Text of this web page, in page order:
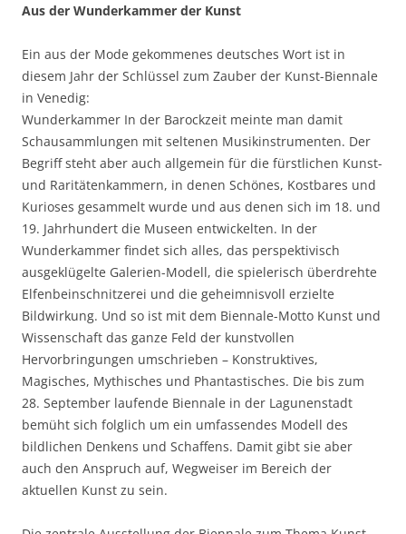
Aus der Wunderkammer der Kunst
Ein aus der Mode gekommenes deutsches Wort ist in
diesem Jahr der Schlüssel zum Zauber der Kunst-Biennale
in Venedig:
Wunderkammer In der Barockzeit meinte man damit
Schausammlungen mit seltenen Musikinstrumenten. Der
Begriff steht aber auch allgemein für die fürstlichen Kunst-
und Raritätenkammern, in denen Schönes, Kostbares und
Kurioses gesammelt wurde und aus denen sich im 18. und
19. Jahrhundert die Museen entwickelten. In der
Wunderkammer findet sich alles, das perspektivisch
ausgeklügelte Galerien-Modell, die spielerisch überdrehte
Elfenbeinschnitzerei und die geheimnisvoll erzielte
Bildwirkung. Und so ist mit dem Biennale-Motto Kunst und
Wissenschaft das ganze Feld der kunstvollen
Hervorbringungen umschrieben – Konstruktives,
Magisches, Mythisches und Phantastisches. Die bis zum
28. September laufende Biennale in der Lagunenstadt
bemüht sich folglich um ein umfassendes Modell des
bildlichen Denkens und Schaffens. Damit gibt sie aber
auch den Anspruch auf, Wegweiser im Bereich der
aktuellen Kunst zu sein.